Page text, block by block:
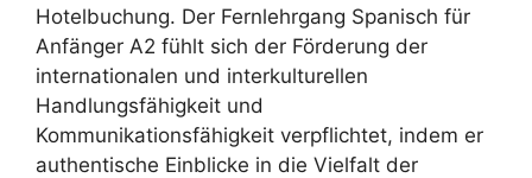
Hotelbuchung. Der Fernlehrgang Spanisch für
Anfänger A2 fühlt sich der Förderung der
internationalen und interkulturellen
Handlungsfähigkeit und
Kommunikationsfähigkeit verpflichtet, indem er
authentische Einblicke in die Vielfalt der